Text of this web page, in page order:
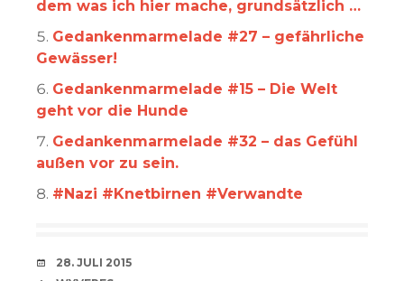
dem was ich hier mache, grundsätzlich …
Gedankenmarmelade #27 – gefährliche
Gewässer!
Gedankenmarmelade #15 – Die Welt
geht vor die Hunde
Gedankenmarmelade #32 – das Gefühl
außen vor zu sein.
#Nazi #Knetbirnen #Verwandte
VERABREDUNG
28. JULI 2015